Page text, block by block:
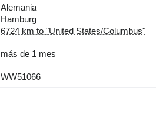
Alemania
Hamburg
6724 km to "United States/Columbus"
más de 1 mes
WW51066